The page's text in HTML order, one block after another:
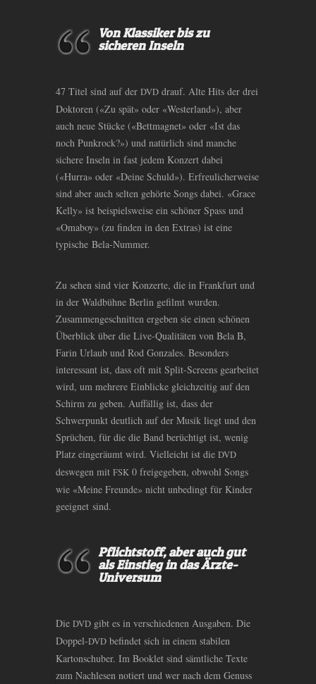
Von Klassiker bis zu
sicheren Inseln
47 Titel sind auf der DVD drauf. Alte Hits der drei
Doktoren («Zu spät» oder «Westerland»), aber
auch neue Stücke («Bettmagnet» oder «Ist das
noch Punkrock?») und natürlich sind manche
sichere Inseln in fast jedem Konzert dabei
(«Hurra» oder «Deine Schuld»). Erfreulicherweise
sind aber auch selten gehörte Songs dabei. «Grace
Kelly» ist beispielsweise ein schöner Spass und
«Omaboy» (zu finden in den Extras) ist eine
typische Bela-Nummer.
Zu sehen sind vier Konzerte, die in Frankfurt und
in der Waldbühne Berlin gefilmt wurden.
Zusammengeschnitten ergeben sie einen schönen
Überblick über die Live-Qualitäten von Bela B,
Farin Urlaub und Rod Gonzales. Besonders
interessant ist, dass oft mit Split-Screens gearbeitet
wird, um mehrere Einblicke gleichzeitig auf den
Schirm zu geben. Auffällig ist, dass der
Schwerpunkt deutlich auf der Musik liegt und den
Sprüchen, für die die Band berüchtigt ist, wenig
Platz eingeräumt wird. Vielleicht ist die DVD
deswegen mit FSK 0 freigegeben, obwohl Songs
wie «Meine Freunde» nicht unbedingt für Kinder
geeignet sind.
Pflichtstoff, aber auch gut
als Einstieg in das Ärzte-
Universum
Die DVD gibt es in verschiedenen Ausgaben. Die
Doppel-DVD befindet sich in einem stabilen
Kartonschuber. Im Booklet sind sämtliche Texte
zum Nachlesen notiert und wer nach dem Genuss